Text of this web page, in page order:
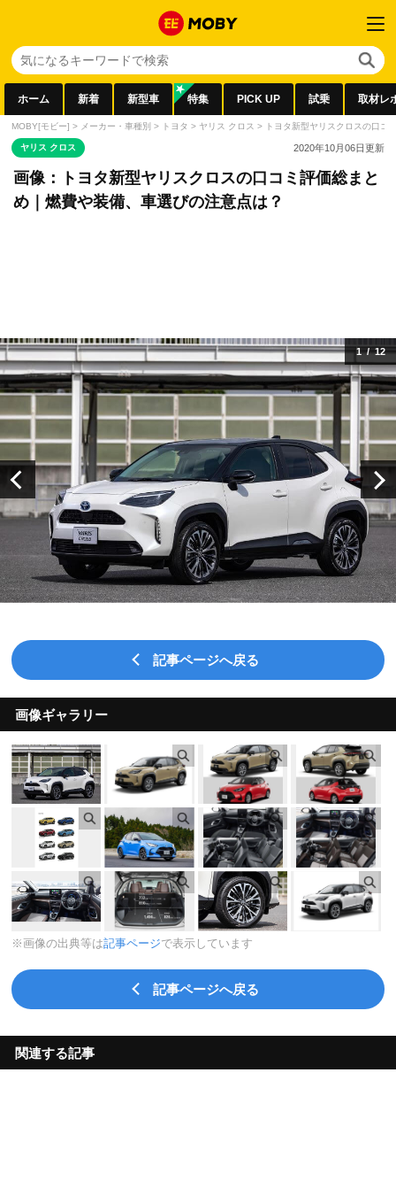
ホーム 新着 新型車 特集 PICK UP 試乗 取材レ
MOBY[モビー] > メーカー・車種別 > トヨタ > ヤリス クロス > トヨタ新型ヤリスクロスの口コ
ヤリス クロス 2020年10月06日更新
画像：トヨタ新型ヤリスクロスの口コミ評価総まと
め｜燃費や装備、車選びの注意点は？
1/12
記事ページへ戻る
画像ギャラリー
※画像の出典等は記事ページで表示しています
記事ページへ戻る
関連する記事